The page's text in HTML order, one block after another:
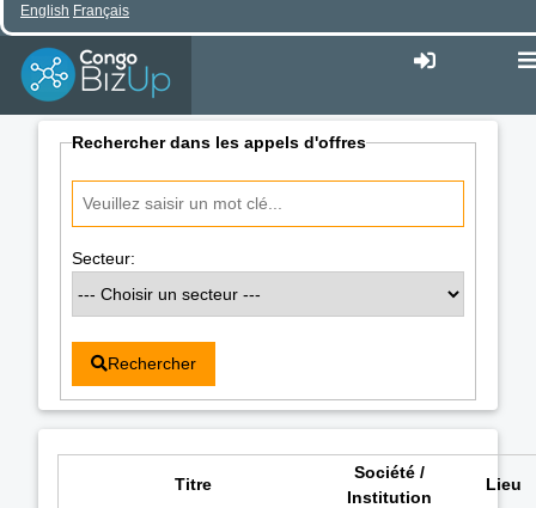
English Français
Rechercher dans les appels d'offres
Secteur:
Rechercher
Titre
Société /
Institution
Lieu